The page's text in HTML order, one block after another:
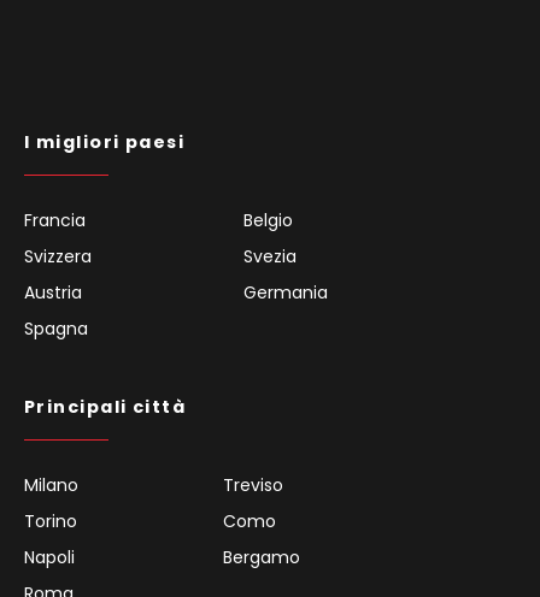
I migliori paesi
Francia
Belgio
Svizzera
Svezia
Austria
Germania
Spagna
Principali città
Milano
Treviso
Torino
Como
Napoli
Bergamo